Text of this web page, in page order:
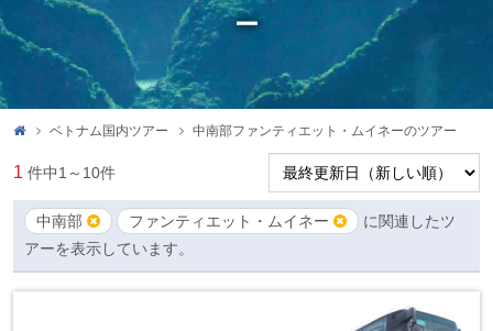
ー
ベトナム国内ツアー 中南部ファンティエット・ムイネーのツアー
1 件中1～10件
中南部 ファンティエット・ムイネー
に関連したツ
アーを表示しています。